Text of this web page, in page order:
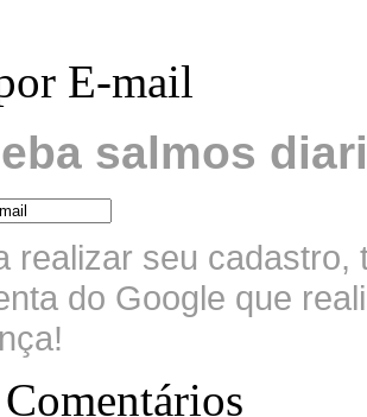
E-mail
salmos
realizar seu cadastro,
do Google que